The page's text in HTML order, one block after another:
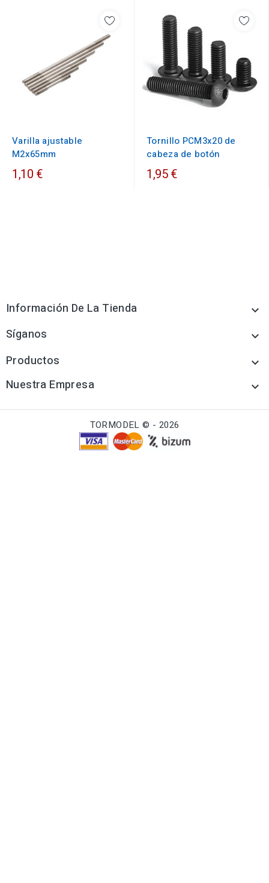
Varilla ajustable
M2x65mm
1,10 €
Tornillo PCM3x20 de
cabeza de botón
1,95 €
Información De La Tienda 
Síganos 
Productos 
Nuestra Empresa 
TORMODEL © - 2026